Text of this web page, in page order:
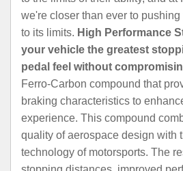
we're closer than ever to
to its limits. High Performance
your vehicle the greatest
pedal feel without
Ferro-Carbon compound that
braking characteristics to
experience. This compound
quality of aerospace design with
technology of motorsports. The